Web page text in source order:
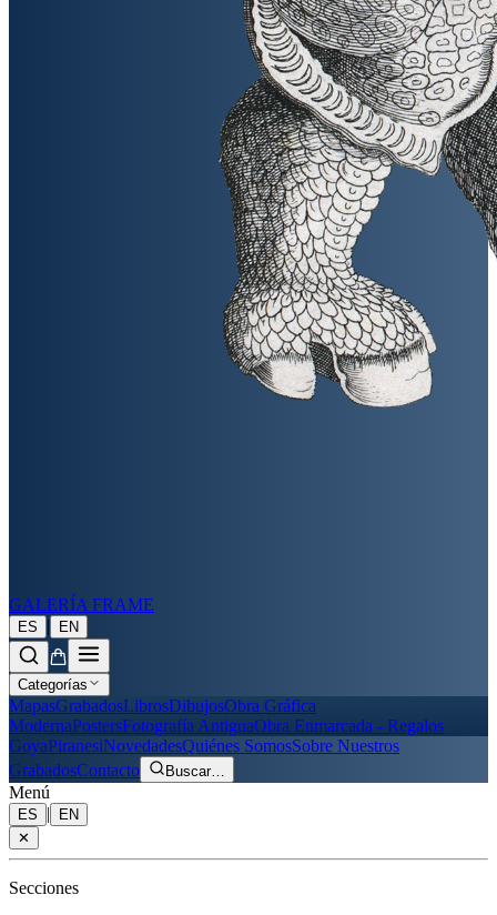
GALERÍA FRAME
ES | EN
Categorías
MapasGrabadosLibrosDibujosObra Gráfica
ModernaPostersFotografía AntiguaObra Enmarcada - Regalos
GoyaPiranesiNovedadesQuiénes SomosSobre Nuestros
GrabadosContacto Buscar…
Menú
ES |
EN
✕
Secciones